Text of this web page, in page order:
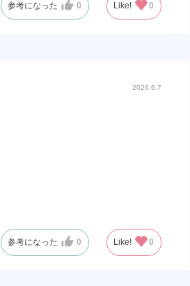
参考になった 0 Like! 0
2026.6.7
参考になった 0 Like! 0